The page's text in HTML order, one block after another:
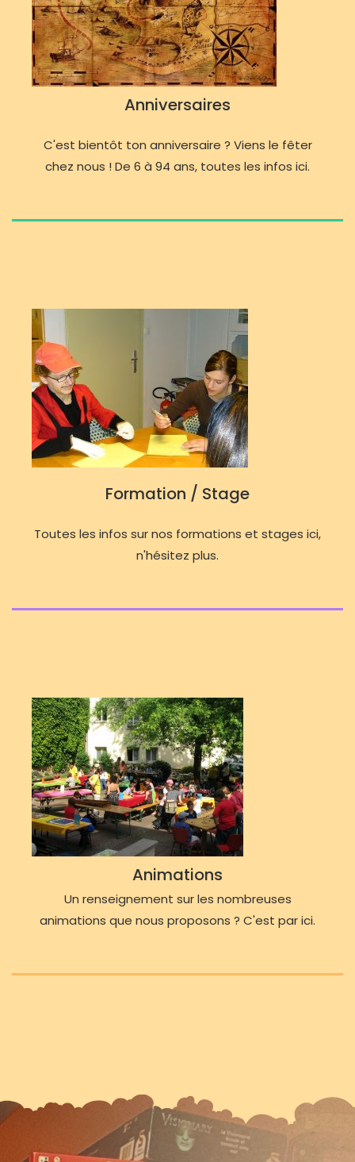
Anniversaires
C'est bientôt ton anniversaire ? Viens le fêter
chez nous ! De 6 à 94 ans, toutes les infos ici.
Formation / Stage
Toutes les infos sur nos formations et stages ici,
n'hésitez plus.
Animations
Un renseignement sur les nombreuses
animations que nous proposons ? C'est par ici.